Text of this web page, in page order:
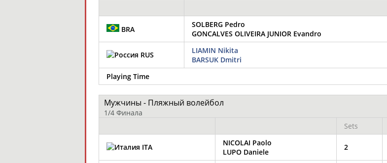
BRA
SOLBERG Pedro
GONCALVES OLIVEIRA JUNIOR Evandro
RUS
LIAMIN Nikita
BARSUK Dmitri
Playing Time
Мужчины - Пляжный волейбол
1/4 Финала
Sets
ITA
NICOLAI Paolo
LUPO Daniele
2